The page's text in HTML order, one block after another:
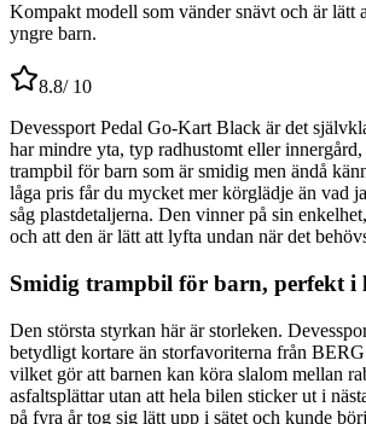
Kompakt modell som vänder snävt och är lätt
yngre barn.
8.8/ 10
Devessport Pedal Go-Kart Black är det
har mindre yta, typ radhustomt eller
trampbil för barn som är smidig men ändå
låga pris får du mycket mer körglädje än vad
såg plastdetaljerna. Den vinner på sin
och att den är lätt att lyfta undan när det
Smidig trampbil för barn, perfekt i
Den största styrkan här är storleken.
betydligt kortare än storfavoriterna från
vilket gör att barnen kan köra slalom mellan
asfaltsplättar utan att hela bilen sticker ut i
på fyra år tog sig lätt upp i sätet och kunde